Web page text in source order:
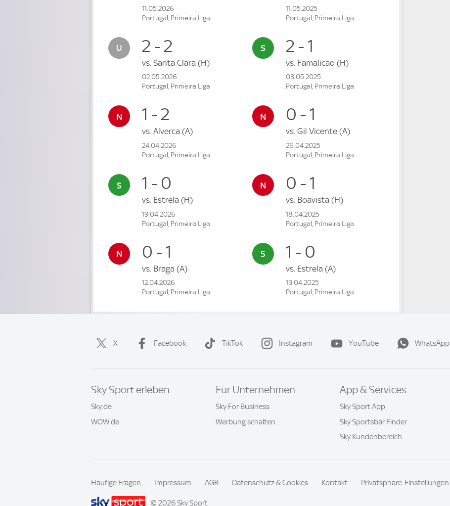
11.05.2026
Portugal, Primeira Liga
2 - 2
vs. Santa Clara (H)
02.05.2026
Portugal, Primeira Liga
1 - 2
vs. Alverca (A)
24.04.2026
Portugal, Primeira Liga
1 - 0
vs. Estrela (H)
19.04.2026
Portugal, Primeira Liga
0 - 1
vs. Braga (A)
12.04.2026
Portugal, Primeira Liga
11.05.2025
Portugal, Primeira Liga
2 - 1
vs. Famalicao (H)
03.05.2025
Portugal, Primeira Liga
0 - 1
vs. Gil Vicente (A)
26.04.2025
Portugal, Primeira Liga
0 - 1
vs. Boavista (H)
18.04.2025
Portugal, Primeira Liga
1 - 0
vs. Estrela (A)
13.04.2025
Portugal, Primeira Liga
X Facebook TikTok Instagram YouTube WhatsApp
Sky Sport erleben
Sky.de
WOW.de
Für Unternehmen
Sky For Business
Werbung schalten
App & Services
Sky Sport App
Sky Sportsbar Finder
Sky Kundenbereich
Häufige Fragen Impressum AGB Datenschutz & Cookies Kontakt Privatsphäre-Einstellungen
© 2026 Sky Sport